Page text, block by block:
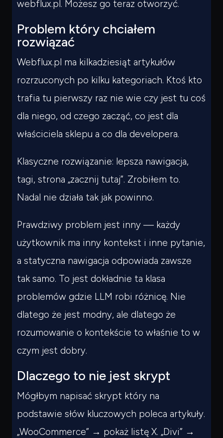
webflux.pl. Możesz go teraz otworzyć.
Problem który chciałem
rozwiązać
Webflux.pl ma kilkadziesiąt artykułów
rozrzuconych po kilku kategoriach. Ktoś kto
trafia tu pierwszy raz nie wie czy jest tu coś
dla niego, od czego zacząć, co jest dla
właściciela sklepu a co dla developera.
Klasyczne rozwiązanie: lepsza nawigacja,
tagi, strona „zacznij tutaj”. Zrobiłem to.
Nadal nie działa tak jak powinno.
Prawdziwy problem jest inny — każdy
użytkownik ma inny kontekst i inne pytanie,
a statyczna nawigacja odpowiada zawsze
tak samo. To jest dokładnie ta klasa
problemów gdzie LLM robi różnicę. Nie
dlatego że jest modny, ale dlatego że
rozumowanie o kontekście to właśnie to w
czym jest dobry.
Dlaczego to nie jest skrypt
Mógłbym napisać skrypt który na
podstawie słów kluczowych poleca artykuły.
„WooCommerce” → pokaż listę X. „Divi” →